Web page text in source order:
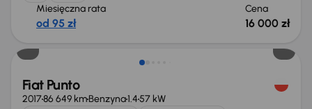
Miesięczna rata
od 95 zł
Cena
16 000 zł
Fiat Punto
201786 649 kmBenzyna1.457 kW